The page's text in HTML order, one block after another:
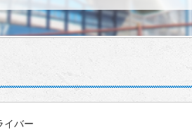
イバー